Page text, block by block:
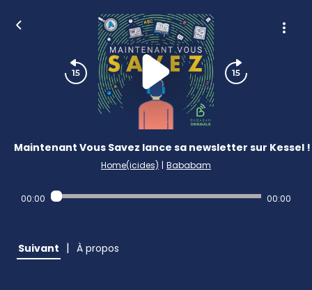
Maintenant Vous Savez lance sa newsletter sur Kessel !
Home(icides) | Bababam
00:00 00:00
Suivant | À propos